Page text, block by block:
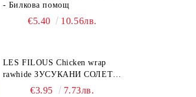
- Билкова помощ
€5.40 10.56лв.
LES FILOUS Chicken wrap
rawhide ЗУСУКАНИ СОЛЕТИ
С ПИЛЕШКО, лакомство за
€3.95 7.73лв.